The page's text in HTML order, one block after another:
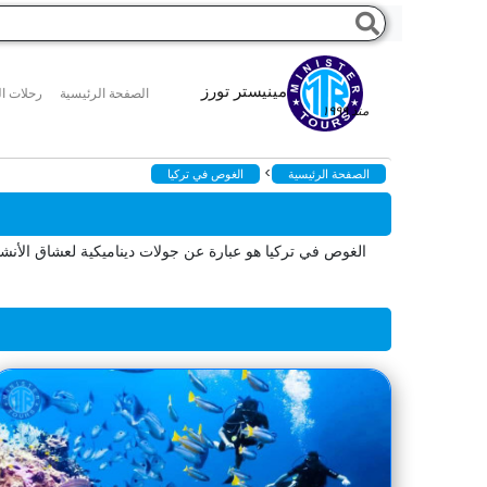
مينيستر تورز
منذ ١٩٩٩
الصفحة الرئيسية رحلات
الصفحة الرئيسية > الغوص في تركيا
الغوص في تركيا هو عبارة عن جولات ديناميكية لعشاق